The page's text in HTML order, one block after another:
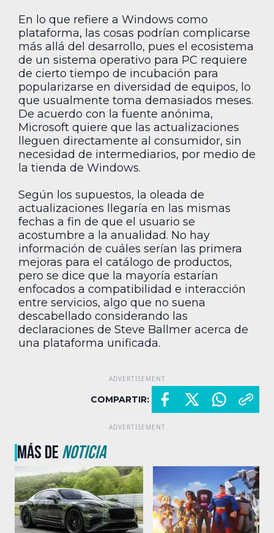
En lo que refiere a Windows como
plataforma, las cosas podrían complicarse
más allá del desarrollo, pues el ecosistema
de un sistema operativo para PC requiere
de cierto tiempo de incubación para
popularizarse en diversidad de equipos, lo
que usualmente toma demasiados meses.
De acuerdo con la fuente anónima,
Microsoft quiere que las actualizaciones
lleguen directamente al consumidor, sin
necesidad de intermediarios, por medio de
la tienda de Windows.
Según los supuestos, la oleada de
actualizaciones llegaría en las mismas
fechas a fin de que el usuario se
acostumbre a la anualidad. No hay
información de cuáles serían las primera
mejoras para el catálogo de productos,
pero se dice que la mayoría estarían
enfocados a compatibilidad e interacción
entre servicios, algo que no suena
descabellado considerando las
declaraciones de Steve Ballmer acerca de
una plataforma unificada.
COMPARTIR:
MÁS DENOTICIA